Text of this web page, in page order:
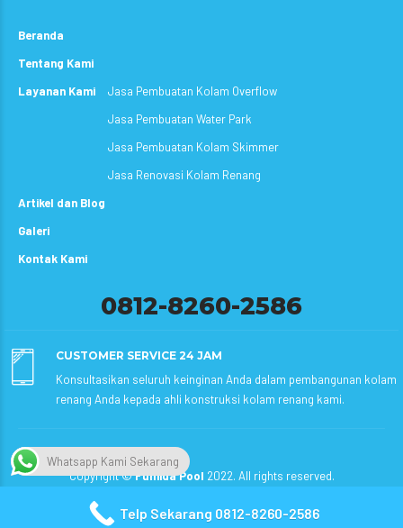
Beranda
Tentang Kami
Layanan Kami
Jasa Pembuatan Kolam Overflow
Jasa Pembuatan Water Park
Jasa Pembuatan Kolam Skimmer
Jasa Renovasi Kolam Renang
Artikel dan Blog
Galeri
Kontak Kami
0812-8260-2586
CUSTOMER SERVICE 24 JAM
Konsultasikan seluruh keinginan Anda dalam pembangunan kolam
renang Anda kepada ahli konstruksi kolam renang kami.
Copyright ©Fumida Pool 2022. All rights reserved.
Whatsapp Kami Sekarang
Telp Sekarang 0812-8260-2586